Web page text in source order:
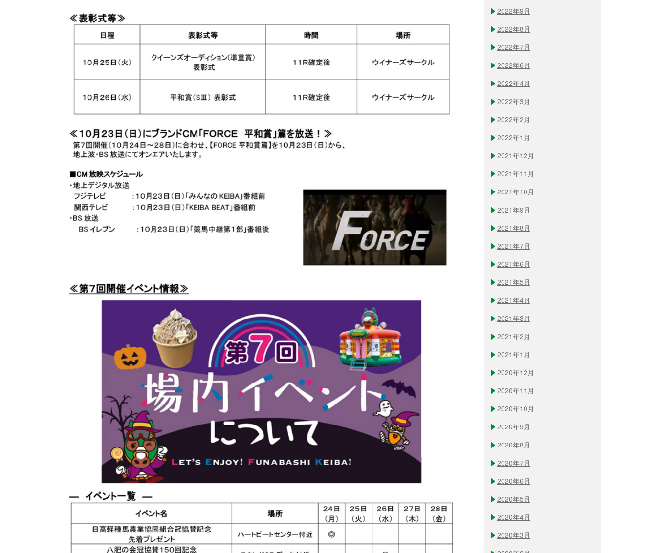
2022年9月
2022年8月
2022年7月
2022年6月
2022年4月
2022年3月
2022年2月
2022年1月
2021年12月
2021年11月
2021年10月
2021年9月
2021年8月
2021年7月
2021年6月
2021年5月
2021年4月
2021年3月
2021年2月
2021年1月
2020年12月
2020年11月
2020年10月
2020年9月
2020年8月
2020年7月
2020年6月
2020年5月
2020年4月
2020年3月